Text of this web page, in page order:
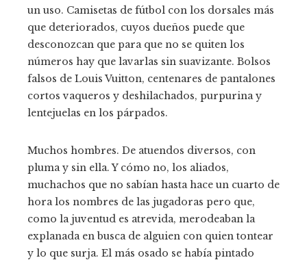
un uso. Camisetas de fútbol con los dorsales más
que deteriorados, cuyos dueños puede que
desconozcan que para que no se quiten los
números hay que lavarlas sin suavizante. Bolsos
falsos de Louis Vuitton, centenares de pantalones
cortos vaqueros y deshilachados, purpurina y
lentejuelas en los párpados.
Muchos hombres. De atuendos diversos, con
pluma y sin ella. Y cómo no, los aliados,
muchachos que no sabían hasta hace un cuarto de
hora los nombres de las jugadoras pero que,
como la juventud es atrevida, merodeaban la
explanada en busca de alguien con quien tontear
y lo que surja. El más osado se había pintado